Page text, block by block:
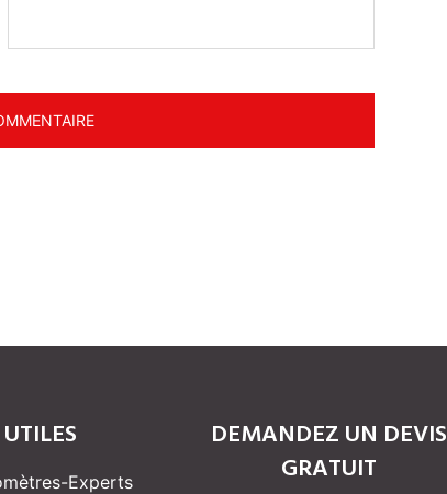
Experts
DEMANDEZ UN DEVIS
GRATUIT